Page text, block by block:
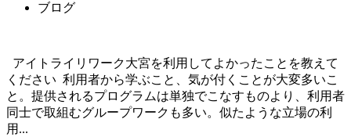
ブログ
アイトライリワーク大宮を利用してよかったことを教えて
ください 利用者から学ぶこと、気が付くことが大変多いこ
と。提供されるプログラムは単独でこなすものより、利用者
同士で取組むグループワークも多い。似たような立場の利
用...